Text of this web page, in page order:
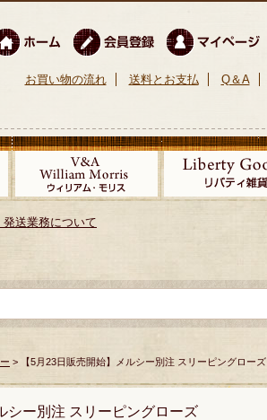
お買い物の流れ 送料とお支払 Q＆A
送業務について
> 【5月23日販売開始】メルシー別注 スリーピングローズ
シー別注 スリーピングローズ